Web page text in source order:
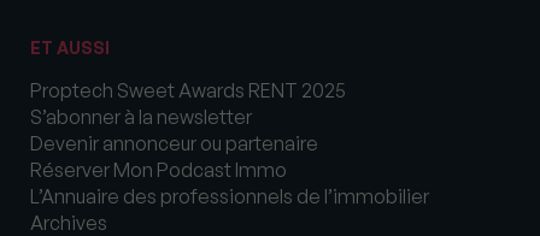
ET AUSSI
Proptech Sweet Awards RENT 2025
S’abonner à la newsletter
Devenir annonceur ou partenaire
Réserver Mon Podcast Immo
L’Annuaire des professionnels de l’immobilier
Archives